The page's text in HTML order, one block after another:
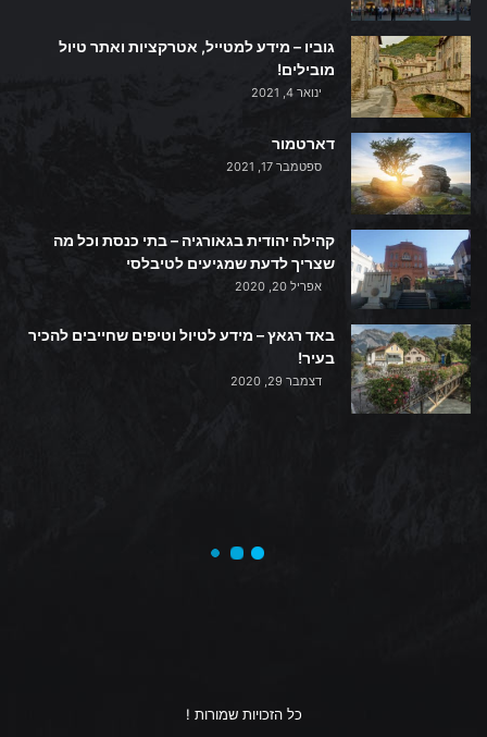
גוביו – מידע למטייל, אטרקציות ואתר טיול
מובילים!
ינואר 4, 2021
דארטמור
ספטמבר 17, 2021
קהילה יהודית בגאורגיה – בתי כנסת וכל מה
שצריך לדעת שמגיעים לטיבלסי
אפריל 20, 2020
באד רגאץ – מידע לטיול וטיפים שחייבים להכיר
בעיר!
דצמבר 29, 2020
כל הזכויות שמורות !